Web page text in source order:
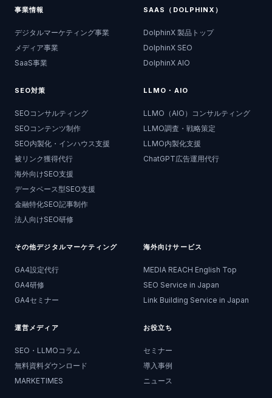
事業情報
デジタルマーケティング事業
メディア事業
SaaS事業
SAAS（DOLPHINX）
DolphinX 製品トップ
DolphinX SEO
DolphinX AIO
SEO対策
SEOコンサルティング
SEOコンテンツ制作
SEO内製化・インハウス支援
被リンク獲得代行
海外向けSEO支援
データベース型SEO支援
金融特化SEO記事制作
法人向けSEO研修
LLMO・AIO
LLMO（AIO）コンサルティング
LLMO調査・戦略策定
LLMO内製化支援
ChatGPT広告運用代行
その他デジタルマーケティング
GA4設定代行
GA4研修
GA4セミナー
海外向けサービス
MEDIA REACH English Top
SEO Service in Japan
Link Building Service in Japan
運営メディア
SEO・LLMOコラム
無料資料ダウンロード
MARKETIMES
お役立ち
セミナー
導入事例
ニュース